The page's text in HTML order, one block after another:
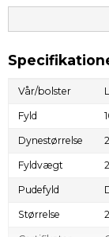
holdbarhed i
Certifikat:
1.480 gr.
2.200 gr.
2.420 gr.
Vår/bolster
Fyld
Dynestørrelse
Fyldvægt
Pudefyld
Størrelse